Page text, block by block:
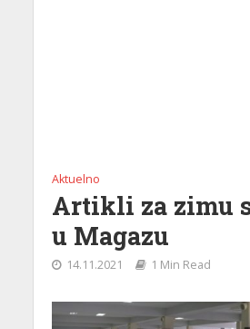
Aktuelno
Artikli za zimu
u Magazu
14.11.2021 1 Min Read